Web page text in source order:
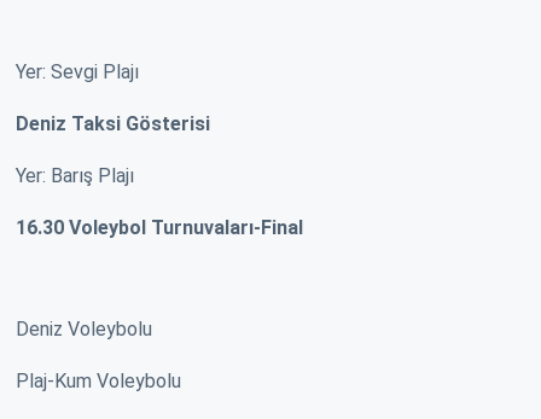
Yer: Sevgi Plajı
Deniz Taksi Gösterisi
Yer: Barış Plajı
16.30 Voleybol Turnuvaları-Final
Deniz Voleybolu
Plaj-Kum Voleybolu